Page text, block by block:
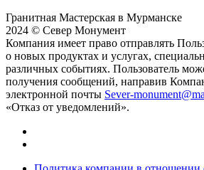
Гранитная Мастерская в Мурманске
2024 © Север Монумент
Компания имеет право отправлять
о новых продуктах и услугах,
различных событиях. Пользователь
получения сообщений, направив
электронной почты Sever-
«Отказ от уведомлений».